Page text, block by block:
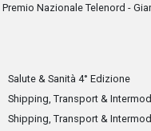
Premio Nazionale Telenord -
Salute & Sanità 4° Edizione
Shipping, Transport &
Shipping, Transport &